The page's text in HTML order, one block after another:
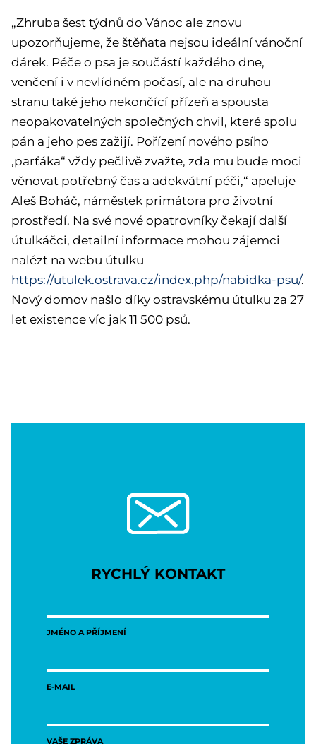
„Zhruba šest týdnů do Vánoc ale znovu
upozorňujeme, že štěňata nejsou ideální vánoční
dárek. Péče o psa je součástí každého dne,
venčení i v nevlídném počasí, ale na druhou
stranu také jeho nekončící přízeň a spousta
neopakovatelných společných chvil, které spolu
pán a jeho pes zažijí. Pořízení nového psího
‚parťáka“ vždy pečlivě zvažte, zda mu bude moci
věnovat potřebný čas a adekvátní péči,“ apeluje
Aleš Boháč, náměstek primátora pro životní
prostředí. Na své nové opatrovníky čekají další
útulkáčci, detailní informace mohou zájemci
nalézt na webu útulku
https://utulek.ostrava.cz/index.php/nabidka-psu/.
Nový domov našlo díky ostravskému útulku za 27
let existence víc jak 11 500 psů.
RYCHLÝ KONTAKT
JMÉNO A PŘÍJMENÍ
E-MAIL
VAŠE ZPRÁVA